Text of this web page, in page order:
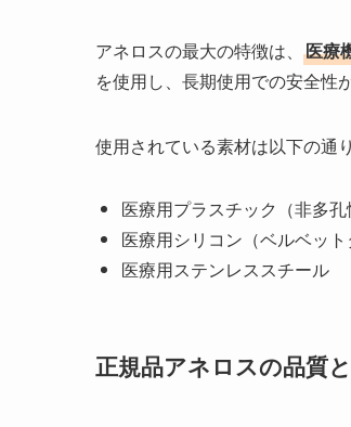
アネロスの最大の特徴は、 医療
を使用し、長期使用での安全性
使用されている素材は以下の通
医療用プラスチック（非多孔
医療用シリコン（ベルベット
医療用ステンレススチール
正規品アネロスの品質